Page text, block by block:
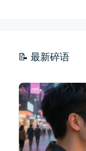
📝 最新碎语